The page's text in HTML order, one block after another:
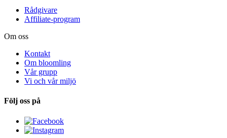
Rådgivare
Affiliate-program
Om oss
Kontakt
Om bloomling
Vår grupp
Vi och vår miljö
Följ oss på